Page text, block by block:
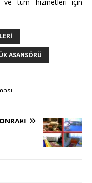
ve tüm hizmetleri için
ASANSÖRÜ